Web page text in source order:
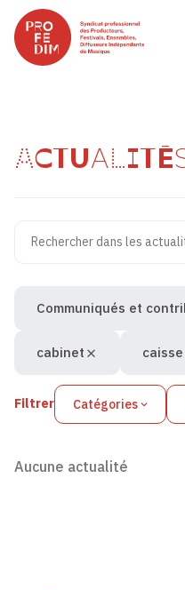
Recherche
Filtrer Catégories
Communiqués et
cabinet
Aucune actualité